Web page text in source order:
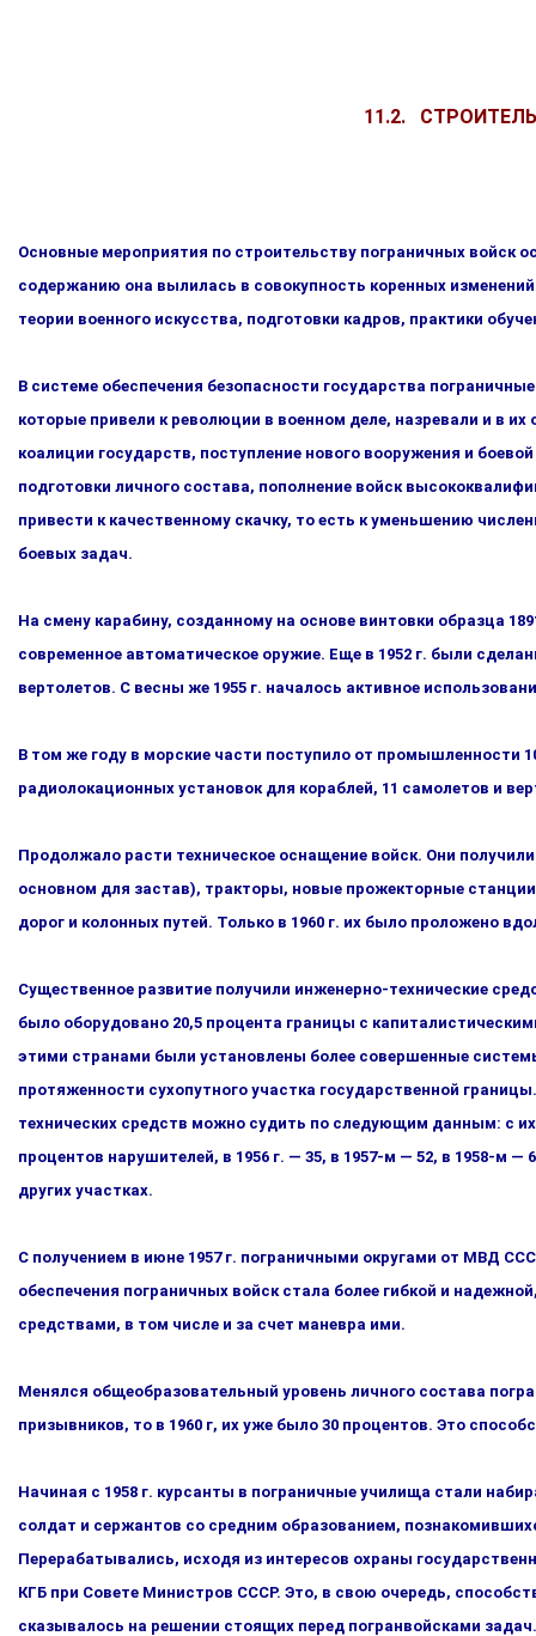
11.2.
Основные мероприятия по строительству пограничных войск
содержанию она вылилась в совокупность коренных
теории военного искусства, подготовки кадров, практики
В системе обеспечения безопасности государства
которые привели к революции в военном деле, назревали и в
коалиции государств, поступление нового вооруже­ния и
подготовки личного состава, пополнение войск
привести к качественному скачку, то есть к уменьшению
боевых задач.
На смену карабину, созданному на основе винтовки образца
современное автоматическое оружие. Еще в 1952 г. были
вертолетов. С весны же 1955 г. началось активное
В том же году в морские части поступило от промышленности
радиолокационных установок для кораблей, 11 самолетов и
Продолжало расти техническое оснащение войск. Они
основном для застав), тракторы, новые прожекторные
дорог и колонных путей. Только в 1960 г. их было проложено
Существенное развитие получили инженерно-технические
было оборудовано 20,5 процента границы с
этими странами были установлены более совершенные
протяженности сухопутного участка государ­ственной
технических средств можно судить по сле­дующим данным: с
процентов нарушителей, в 1956 г. — 35, в 1957-м — 52, в 1958-м
других участках.
С получением в июне 1957 г. пограничными округами от МВД
обеспечения пограничных войск стала более гибкой и
средствами, в том числе и за счет маневра ими.
Менялся общеобразовательный уровень личного состава
призывников, то в 1960 г, их уже было 30 процентов. Это
Начиная с 1958 г. курсанты в пограничные училища стали
солдат и сержантов со средним образованием,
Перерабатывались, исходя из интересов охраны
КГБ при Совете Министров СССР. Это, в свою очередь,
сказывалось на решении стоящих перед погранвойска­ми